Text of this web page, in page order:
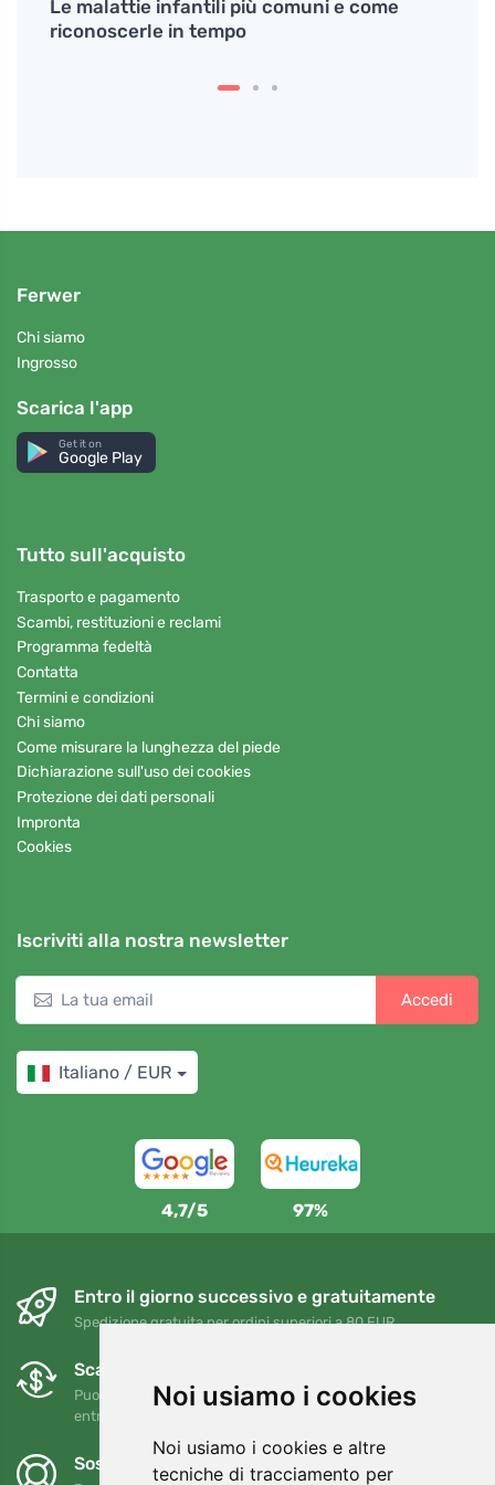
Noi usiamo i cookies
Noi usiamo i cookies e altre
tecniche di tracciamento per
Le malattie infantili più comuni e come
riconoscerle in tempo
Ferwer
Chi siamo
Ingrosso
Scarica l'app
Get it on
Google Play
Tutto sull'acquisto
Trasporto e pagamento
Scambi, restituzioni e reclami
Programma fedeltà
Contatta
Termini e condizioni
Chi siamo
Come misurare la lunghezza del piede
Dichiarazione sull'uso dei cookies
Protezione dei dati personali
Impronta
Cookies
Iscriviti alla nostra newsletter
Accedi
Italiano / EUR
4,7/5 97%
Entro il giorno successivo e gratuitamente
Spedizione gratuita per ordini superiori a 80 EUR
Scambi e resi gratuiti
Puoi restituire o cambiare il tuo ordine in qualsiasi momento
entro 90 giorni
Sosteniamo Trees.org